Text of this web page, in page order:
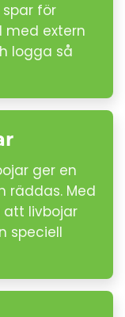
spar för
med extern
logga så
ger en
räddas. Med
att livbojar
speciell